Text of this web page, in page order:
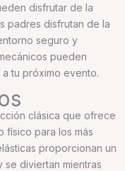
disfrutar de la
padres disfrutan de la
seguro y
pueden
tu próximo evento.
clásica que ofrece
físico para los más
proporcionan un
se diviertan mientras